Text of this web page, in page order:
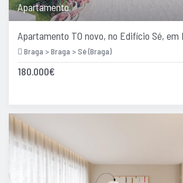
Apartamento
Apartamento T0 novo, no Edifício Sé, em
Braga > Braga > Sé (Braga)
180.000€